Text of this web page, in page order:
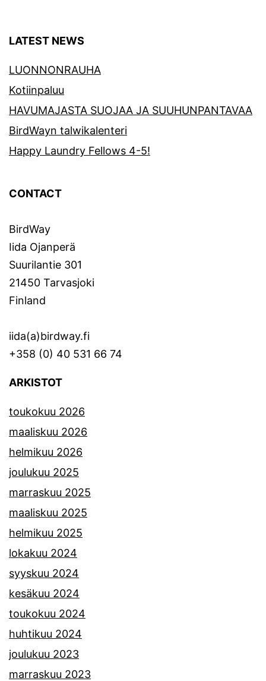
LATEST NEWS
LUONNONRAUHA
Kotiinpaluu
HAVUMAJASTA SUOJAA JA SUUHUNPANTAVAA
BirdWayn talwikalenteri
Happy Laundry Fellows 4-5!
CONTACT
BirdWay
Iida Ojanperä
Suurilantie 301
21450 Tarvasjoki
Finland
iida(a)birdway.fi
+358 (0) 40 531 66 74
ARKISTOT
toukokuu 2026
maaliskuu 2026
helmikuu 2026
joulukuu 2025
marraskuu 2025
maaliskuu 2025
helmikuu 2025
lokakuu 2024
syyskuu 2024
kesäkuu 2024
toukokuu 2024
huhtikuu 2024
joulukuu 2023
marraskuu 2023